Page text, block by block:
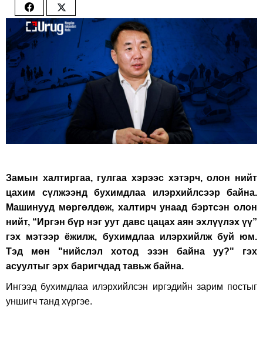
Share
on
Facebook
Share
on
Twitter
Замын халтиргаа, гулгаа хэрээс хэтэрч, олон нийт
цахим сүлжээнд бухимдлаа илэрхийлсээр байна.
Машинууд мөргөлдөж, халтирч унаад бэртсэн олон
нийт, “Иргэн бүр нэг уут давс цацах аян эхлүүлэх үү”
гэх мэтээр ёжилж, бухимдлаа илэрхийлж буй юм.
Тэд мөн "нийслэл хотод эзэн байна уу?" гэх
асуултыг эрх баригчдад тавьж байна.
Ингээд бухимдлаа илэрхийлсэн иргэдийн зарим постыг
уншигч танд хүргэе.